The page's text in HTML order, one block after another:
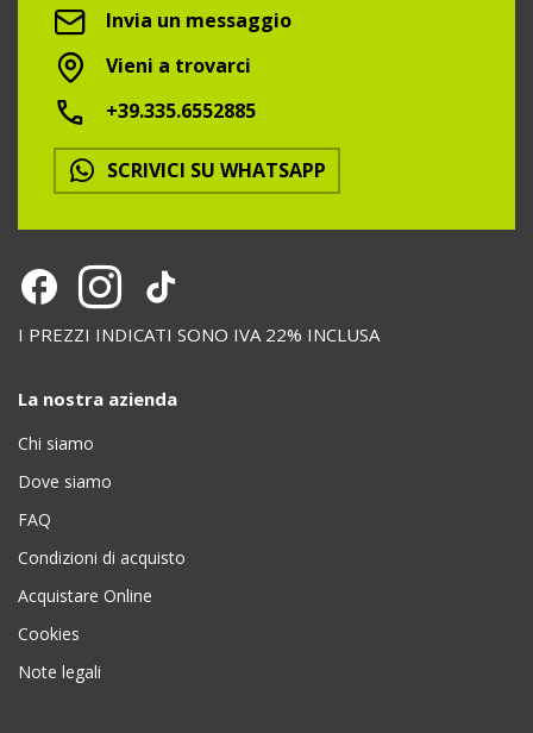
Invia un messaggio
Vieni a trovarci
+39.335.6552885
SCRIVICI SU WHATSAPP
I PREZZI INDICATI SONO IVA 22% INCLUSA
La nostra azienda
Chi siamo
Dove siamo
FAQ
Condizioni di acquisto
Acquistare Online
Cookies
Note legali